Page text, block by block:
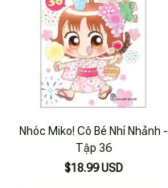
Nhóc Miko! Cô Bé Nhí Nhảnh -
Tập 36
$18.99 USD